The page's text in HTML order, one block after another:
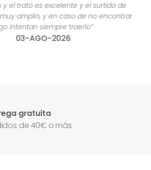
y el trato es excelente y el surtido de
amplio, y en caso de no encontrar
intentan siempre traerlo”
03-AGO-2026
gratuita
de 40€ o más